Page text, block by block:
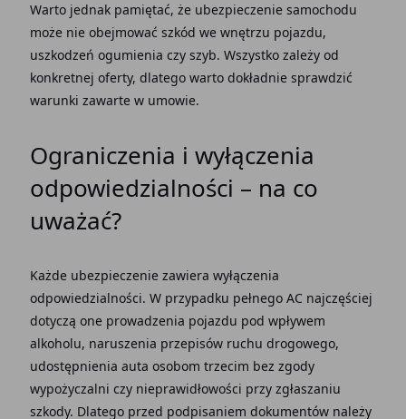
Warto jednak pamiętać, że ubezpieczenie samochodu
może nie obejmować szkód we wnętrzu pojazdu,
uszkodzeń ogumienia czy szyb. Wszystko zależy od
konkretnej oferty, dlatego warto dokładnie sprawdzić
warunki zawarte w umowie.
Ograniczenia i wyłączenia
odpowiedzialności – na co
uważać?
Każde ubezpieczenie zawiera wyłączenia
odpowiedzialności. W przypadku pełnego AC najczęściej
dotyczą one prowadzenia pojazdu pod wpływem
alkoholu, naruszenia przepisów ruchu drogowego,
udostępnienia auta osobom trzecim bez zgody
wypożyczalni czy nieprawidłowości przy zgłaszaniu
szkody. Dlatego przed podpisaniem dokumentów należy